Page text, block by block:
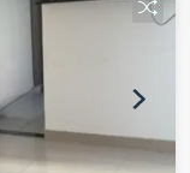
para
conforme a
em uma das
em